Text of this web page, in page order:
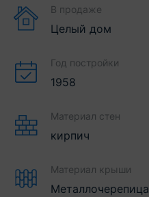
В продаже
Целый дом
Год постройки
1958
Материал стен
кирпич
Материал крыши
Металлочерепица